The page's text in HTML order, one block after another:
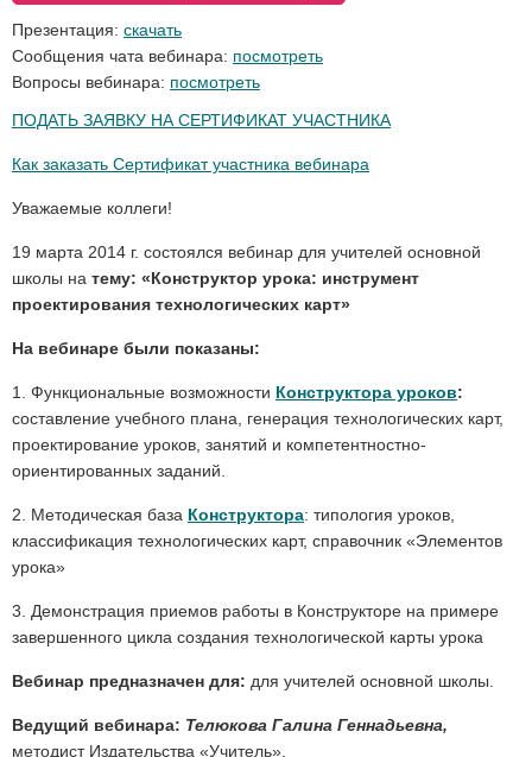
Презентация: скачать
Сообщения чата вебинара: посмотреть
Вопросы вебинара: посмотреть
ПОДАТЬ ЗАЯВКУ НА СЕРТИФИКАТ УЧАСТНИКА
Как заказать Сертификат участника вебинара
Уважаемые коллеги!
19 марта 2014 г. состоялся вебинар для учителей основной
школы на тему: «Конструктор урока: инструмент
проектирования технологических карт»
На вебинаре были показаны:
1. Функциональные возможности Конструктора уроков:
составление учебного плана, генерация технологических карт,
проектирование уроков, занятий и компетентностно-
ориентированных заданий.
2. Методическая база Конструктора: типология уроков,
классификация технологических карт, справочник «Элементов
урока»
3. Демонстрация приемов работы в Конструкторе на примере
завершенного цикла создания технологической карты урока
Вебинар предназначен для: для учителей основной школы.
Ведущий вебинара: Телюкова Галина Геннадьевна,
методист Издательства «Учитель».